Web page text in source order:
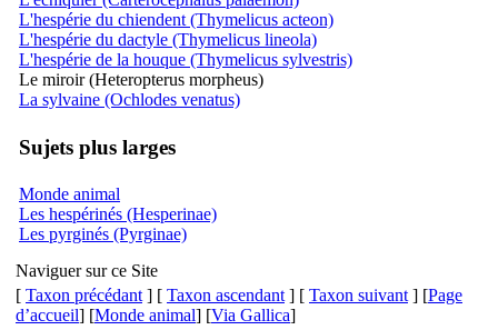
L'hespérie du chiendent (Thymelicus acteon)
L'hespérie du dactyle (Thymelicus lineola)
L'hespérie de la houque (Thymelicus sylvestris)
Le miroir (Heteropterus morpheus)
La sylvaine (Ochlodes venatus)
Sujets plus larges
Monde animal
Les hespérinés (Hesperinae)
Les pyrginés (Pyrginae)
Naviguer sur ce Site
[ Taxon précédant ] [ Taxon ascendant ] [ Taxon suivant ] [Page
d’accueil] [Monde animal] [Via Gallica]